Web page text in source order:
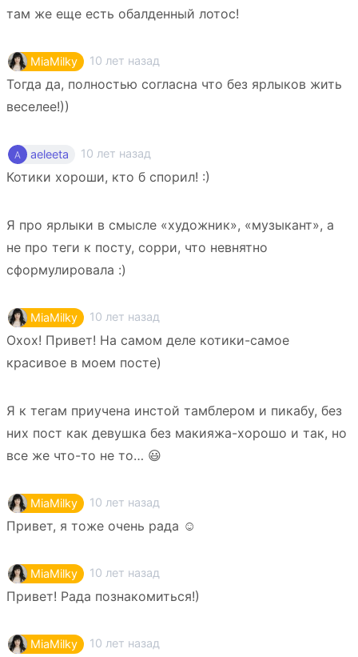
там же еще есть обалденный лотос!
MiaMilky 10 лет назад
Тогда да, полностью согласна что без ярлыков жить
веселее!))
aeleeta 10 лет назад
Котики хороши, кто б спорил! :)
Я про ярлыки в смысле «художник», «музыкант», а
не про теги к посту, сорри, что невнятно
сформулировала :)
MiaMilky 10 лет назад
Охох! Привет! На самом деле котики-самое
красивое в моем посте)
Я к тегам приучена инстой тамблером и пикабу, без
них пост как девушка без макияжа-хорошо и так, но
все же что-то не то… 😃
MiaMilky 10 лет назад
Привет, я тоже очень рада ☺️
MiaMilky 10 лет назад
Привет! Рада познакомиться!)
MiaMilky 10 лет назад